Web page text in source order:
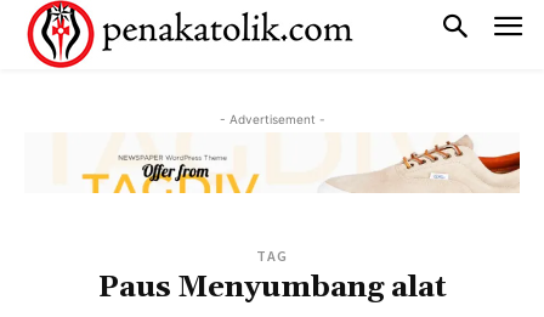
- Advertisement -
TAG
Paus Menyumbang alat